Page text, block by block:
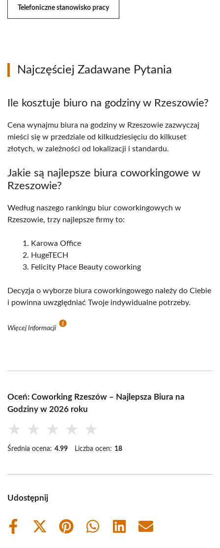
Telefoniczne stanowisko pracy
Najczęściej Zadawane Pytania
Ile kosztuje biuro na godziny w Rzeszowie?
Cena wynajmu biura na godziny w Rzeszowie zazwyczaj
mieści się w przedziale od kilkudziesięciu do kilkuset
złotych, w zależności od lokalizacji i standardu.
Jakie są najlepsze biura coworkingowe w
Rzeszowie?
Według naszego rankingu biur coworkingowych w
Rzeszowie, trzy najlepsze firmy to:
Karowa Office
HugeTECH
Felicity Płace Beauty coworking
Decyzja o wyborze biura coworkingowego należy do Ciebie
i powinna uwzględniać Twoje indywidualne potrzeby.
Więcej Informacji
Oceń: Coworking Rzeszów – Najlepsza Biura na
Godziny w 2026 roku
★ ★ ★ ★ ★
Średnia ocena: 4.99 Liczba ocen: 18
Udostępnij
Share
Share
Share
Share
Share
Share